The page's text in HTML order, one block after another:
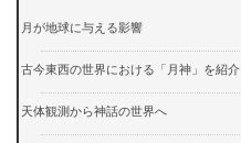
月が地球に与える影響
古今東西の世界における「月神」を紹介
天体観測から神話の世界へ